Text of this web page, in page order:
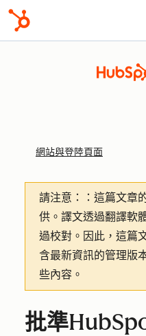
網站與登陸頁面
請注意：
：這篇文章
供。譯文透過翻譯軟
過校對。因此，這篇
含最新資訊的管理版
些內容。
批準